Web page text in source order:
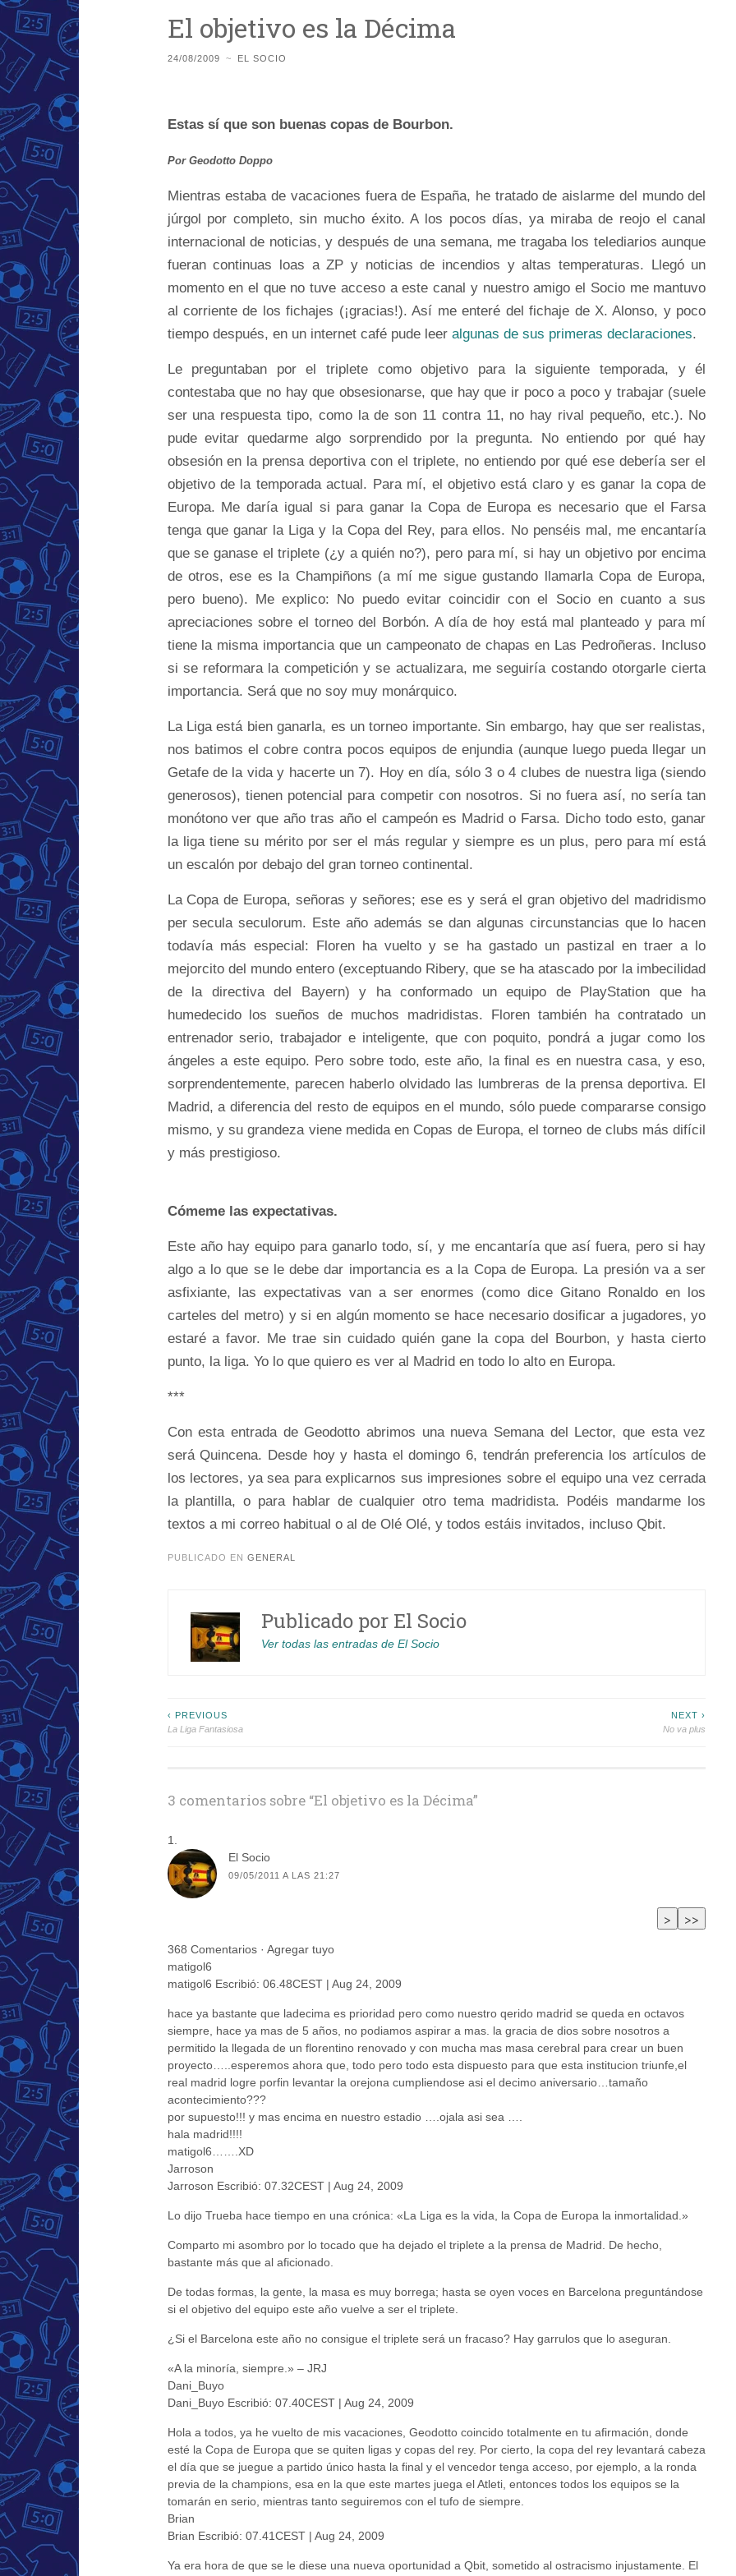
El objetivo es la Décima
24/08/2009 ~ EL SOCIO
Estas sí que son buenas copas de Bourbon.
Por Geodotto Doppo
Mientras estaba de vacaciones fuera de España, he tratado de aislarme del mundo del
júrgol por completo, sin mucho éxito. A los pocos días, ya miraba de reojo el canal
internacional de noticias, y después de una semana, me tragaba los telediarios aunque
fueran continuas loas a ZP y noticias de incendios y altas temperaturas. Llegó un
momento en el que no tuve acceso a este canal y nuestro amigo el Socio me mantuvo
al corriente de los fichajes (¡gracias!). Así me enteré del fichaje de X. Alonso, y poco
tiempo después, en un internet café pude leer algunas de sus primeras declaraciones.
Le preguntaban por el triplete como objetivo para la siguiente temporada, y él
contestaba que no hay que obsesionarse, que hay que ir poco a poco y trabajar (suele
ser una respuesta tipo, como la de son 11 contra 11, no hay rival pequeño, etc.). No
pude evitar quedarme algo sorprendido por la pregunta. No entiendo por qué hay
obsesión en la prensa deportiva con el triplete, no entiendo por qué ese debería ser el
objetivo de la temporada actual. Para mí, el objetivo está claro y es ganar la copa de
Europa. Me daría igual si para ganar la Copa de Europa es necesario que el Farsa
tenga que ganar la Liga y la Copa del Rey, para ellos. No penséis mal, me encantaría
que se ganase el triplete (¿y a quién no?), pero para mí, si hay un objetivo por encima
de otros, ese es la Champiñons (a mí me sigue gustando llamarla Copa de Europa,
pero bueno). Me explico: No puedo evitar coincidir con el Socio en cuanto a sus
apreciaciones sobre el torneo del Borbón. A día de hoy está mal planteado y para mí
tiene la misma importancia que un campeonato de chapas en Las Pedroñeras. Incluso
si se reformara la competición y se actualizara, me seguiría costando otorgarle cierta
importancia. Será que no soy muy monárquico.
La Liga está bien ganarla, es un torneo importante. Sin embargo, hay que ser realistas,
nos batimos el cobre contra pocos equipos de enjundia (aunque luego pueda llegar un
Getafe de la vida y hacerte un 7). Hoy en día, sólo 3 o 4 clubes de nuestra liga (siendo
generosos), tienen potencial para competir con nosotros. Si no fuera así, no sería tan
monótono ver que año tras año el campeón es Madrid o Farsa. Dicho todo esto, ganar
la liga tiene su mérito por ser el más regular y siempre es un plus, pero para mí está
un escalón por debajo del gran torneo continental.
La Copa de Europa, señoras y señores; ese es y será el gran objetivo del madridismo
per secula seculorum. Este año además se dan algunas circunstancias que lo hacen
todavía más especial: Floren ha vuelto y se ha gastado un pastizal en traer a lo
mejorcito del mundo entero (exceptuando Ribery, que se ha atascado por la imbecilidad
de la directiva del Bayern) y ha conformado un equipo de PlayStation que ha
humedecido los sueños de muchos madridistas. Floren también ha contratado un
entrenador serio, trabajador e inteligente, que con poquito, pondrá a jugar como los
ángeles a este equipo. Pero sobre todo, este año, la final es en nuestra casa, y eso,
sorprendentemente, parecen haberlo olvidado las lumbreras de la prensa deportiva. El
Madrid, a diferencia del resto de equipos en el mundo, sólo puede compararse consigo
mismo, y su grandeza viene medida en Copas de Europa, el torneo de clubs más difícil
y más prestigioso.
Cómeme las expectativas.
Este año hay equipo para ganarlo todo, sí, y me encantaría que así fuera, pero si hay
algo a lo que se le debe dar importancia es a la Copa de Europa. La presión va a ser
asfixiante, las expectativas van a ser enormes (como dice Gitano Ronaldo en los
carteles del metro) y si en algún momento se hace necesario dosificar a jugadores, yo
estaré a favor. Me trae sin cuidado quién gane la copa del Bourbon, y hasta cierto
punto, la liga. Yo lo que quiero es ver al Madrid en todo lo alto en Europa.
***
Con esta entrada de Geodotto abrimos una nueva Semana del Lector, que esta vez
será Quincena. Desde hoy y hasta el domingo 6, tendrán preferencia los artículos de
los lectores, ya sea para explicarnos sus impresiones sobre el equipo una vez cerrada
la plantilla, o para hablar de cualquier otro tema madridista. Podéis mandarme los
textos a mi correo habitual o al de Olé Olé, y todos estáis invitados, incluso Qbit.
PUBLICADO EN GENERAL
Publicado por El Socio
Ver todas las entradas de El Socio
Navegación
entradas
‹ PREVIOUS
La Liga Fantasiosa
NEXT ›
No va plus
3 comentarios sobre “El objetivo es la Décima”
El Socio
09/05/2011 A LAS 21:27
368 Comentarios · Agregar tuyo
matigol6
matigol6 Escribió: 06.48CEST | Aug 24, 2009
hace ya bastante que ladecima es prioridad pero como nuestro qerido madrid se queda en octavos
siempre, hace ya mas de 5 años, no podiamos aspirar a mas. la gracia de dios sobre nosotros a
permitido la llegada de un florentino renovado y con mucha mas masa cerebral para crear un buen
proyecto…..esperemos ahora que, todo pero todo esta dispuesto para que esta institucion triunfe,el
real madrid logre porfin levantar la orejona cumpliendose asi el decimo aniversario…tamaño
acontecimiento???
por supuesto!!! y mas encima en nuestro estadio ….ojala asi sea ….
hala madrid!!!!
matigol6…….XD
Jarroson
Jarroson Escribió: 07.32CEST | Aug 24, 2009
Lo dijo Trueba hace tiempo en una crónica: «La Liga es la vida, la Copa de Europa la inmortalidad.»
Comparto mi asombro por lo tocado que ha dejado el triplete a la prensa de Madrid. De hecho,
bastante más que al aficionado.
De todas formas, la gente, la masa es muy borrega; hasta se oyen voces en Barcelona preguntándose
si el objetivo del equipo este año vuelve a ser el triplete.
¿Si el Barcelona este año no consigue el triplete será un fracaso? Hay garrulos que lo aseguran.
«A la minoría, siempre.» – JRJ
Dani_Buyo
Dani_Buyo Escribió: 07.40CEST | Aug 24, 2009
Hola a todos, ya he vuelto de mis vacaciones, Geodotto coincido totalmente en tu afirmación, donde
esté la Copa de Europa que se quiten ligas y copas del rey. Por cierto, la copa del rey levantará cabeza
el día que se juegue a partido único hasta la final y el vencedor tenga acceso, por ejemplo, a la ronda
previa de la champions, esa en la que este martes juega el Atleti, entonces todos los equipos se la
tomarán en serio, mientras tanto seguiremos con el tufo de siempre.
Brian
Brian Escribió: 07.41CEST | Aug 24, 2009
Ya era hora de que se le diese una nueva oportunidad a Qbit, sometido al ostracismo injustamente. El